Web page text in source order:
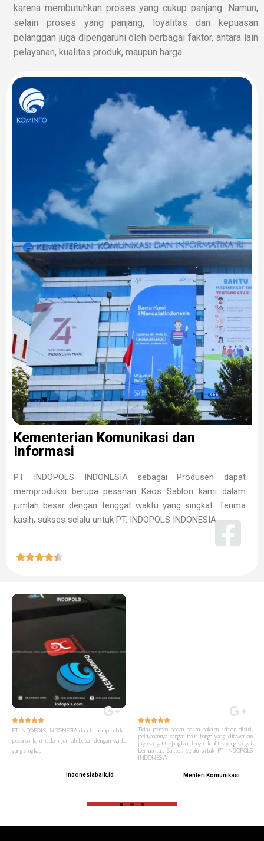
karena membutuhkan proses yang cukup panjang. Namun,
selain proses yang panjang, loyalitas dan kepuasan
pelanggan juga dipengaruhi oleh berbagai faktor, antara lain
pelayanan, kualitas produk, maupun harga.
Kementerian Komunikasi dan
Informasi
PT INDOPOLS INDONESIA sebagai Produsen dapat
memproduksi berupa pesanan Kaos Sablon kami dalam
jumlah besar dengan tenggat waktu yang singkat. Terima
kasih, sukses selalu untuk PT. INDOPOLS INDONESIA


PT INDOPOLS INDONESIA dapat memproduksi
pesanan kami dalam jumlah besar dengan waktu
yang singkat.
Indonesiabaik.id

Tidak pernah bosan pesan pakaian sablon disini,
pelayanannya sangat baik, harga yang ditawarkan
juga sangat terjangkau dengan kualitas yang sangat
berkualitas. Sukses selalu untuk PT INDOPOLS
INDONESIA
Menteri Komunikasi